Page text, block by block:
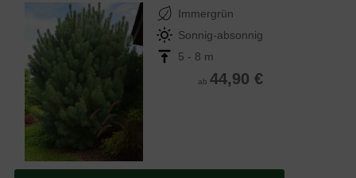
Immergrün
Sonnig-absonnig
5 - 8 m
ab 44,90 €